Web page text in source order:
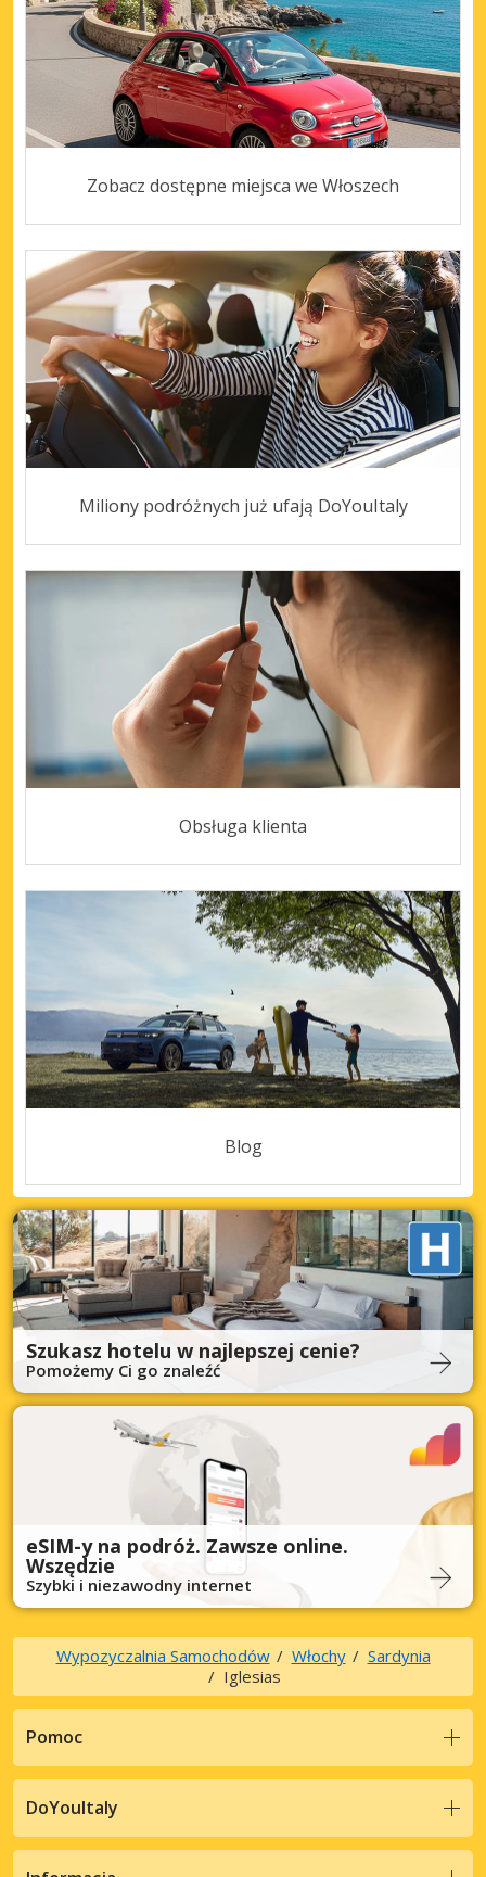
Zobacz dostępne miejsca we Włoszech
Miliony podróżnych już ufają DoYouItaly
Obsługa klienta
Blog
Szukasz hotelu w najlepszej cenie?
Pomożemy Ci go znaleźć
eSIM-y na podróż. Zawsze online.
Wszędzie
Szybki i niezawodny internet
Wypozyczalnia Samochodów Włochy
Sardynia
Iglesias
Pomoc
DoYouItaly